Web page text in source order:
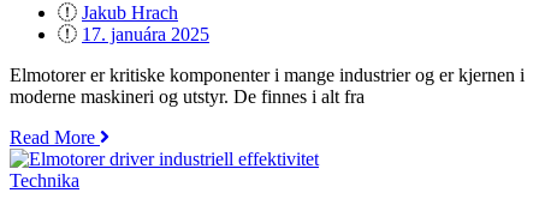
Jakub Hrach
Posted
17. januára 2025
Elmotorer er kritiske komponenter i mange industrier og er kjernen i
moderne maskineri og utstyr. De finnes i alt fra
Read More
motorer
Technika